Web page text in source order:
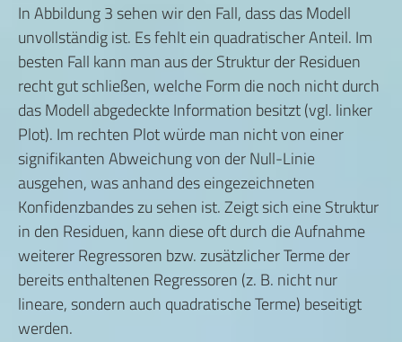
In Abbildung 3 sehen wir den Fall, dass das Modell
unvollständig ist. Es fehlt ein quadratischer Anteil. Im
besten Fall kann man aus der Struktur der Residuen
recht gut schließen, welche Form die noch nicht durch
das Modell abgedeckte Information besitzt (vgl. linker
Plot). Im rechten Plot würde man nicht von einer
signifikanten Abweichung von der Null-Linie
ausgehen, was anhand des eingezeichneten
Konfidenzbandes zu sehen ist. Zeigt sich eine Struktur
in den Residuen, kann diese oft durch die Aufnahme
weiterer Regressoren bzw. zusätzlicher Terme der
bereits enthaltenen Regressoren (z. B. nicht nur
lineare, sondern auch quadratische Terme) beseitigt
werden.